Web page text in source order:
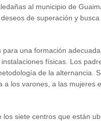
al municipio de
de superación y busca
una formación
físicas. Los
de la alternancia.
a los varones, a las mujeres
siete centros que están